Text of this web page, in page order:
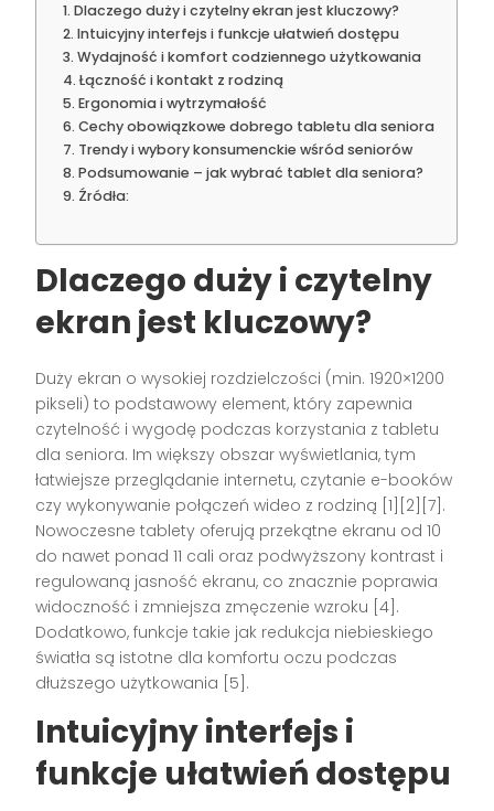
Dlaczego duży i czytelny ekran jest kluczowy?
Intuicyjny interfejs i funkcje ułatwień dostępu
Wydajność i komfort codziennego użytkowania
Łączność i kontakt z rodziną
Ergonomia i wytrzymałość
Cechy obowiązkowe dobrego tabletu dla seniora
Trendy i wybory konsumenckie wśród seniorów
Podsumowanie – jak wybrać tablet dla seniora?
Źródła:
Dlaczego duży i czytelny
ekran jest kluczowy?
Duży ekran o wysokiej rozdzielczości (min. 1920×1200
pikseli) to podstawowy element, który zapewnia
czytelność i wygodę podczas korzystania z tabletu
dla seniora. Im większy obszar wyświetlania, tym
łatwiejsze przeglądanie internetu, czytanie e-booków
czy wykonywanie połączeń wideo z rodziną [1][2][7] .
Nowoczesne tablety oferują przekątne ekranu od 10
do nawet ponad 11 cali oraz podwyższony kontrast i
regulowaną jasność ekranu, co znacznie poprawia
widoczność i zmniejsza zmęczenie wzroku [4] .
Dodatkowo, funkcje takie jak redukcja niebieskiego
światła są istotne dla komfortu oczu podczas
dłuższego użytkowania [5] .
Intuicyjny interfejs i
funkcje ułatwień dostępu